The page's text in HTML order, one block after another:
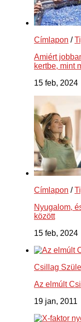
Címlapon /
Amiért
kertbe, mint
15 feb, 2024
Címlapon /
Nyugalom,
között
15 feb, 2024
Csillag
Az elmúlt
19 jan, 2011